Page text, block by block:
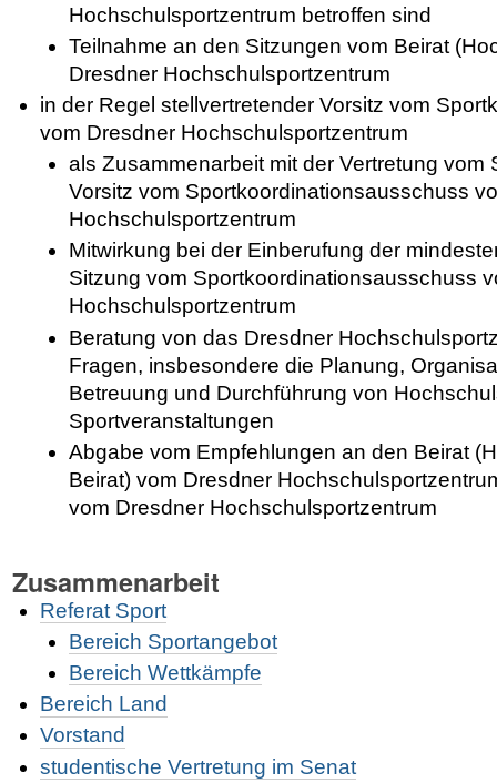
Hochschulsportzentrum betroffen sind
Teilnahme an den Sitzungen vom Beirat
Dresdner Hochschulsportzentrum
in der Regel stellvertretender Vorsitz vom
vom Dresdner Hochschulsportzentrum
als Zusammenarbeit mit der Vertretung vom
Vorsitz vom Sportkoordinationsausschuss
Hochschulsportzentrum
Mitwirkung bei der Einberufung der
Sitzung vom Sportkoordinationsausschuss
Hochschulsportzentrum
Beratung von das Dresdner
Fragen, insbeson­dere die Planung,
Betreuung und Durchführung von
Sportveranstaltungen
Abgabe vom Empfehlungen an den Beirat
Beirat) vom Dresdner
vom Dresdner Hochschulsportzentrum
Zusammenarbeit
Referat Sport
Bereich Sportangebot
Bereich Wettkämpfe
Bereich Land
Vorstand
studentische Vertretung im Senat